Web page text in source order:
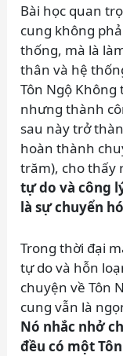
Bài học quan
cung không
thống, mà là
thân và hệ
Tôn Ngộ
nhưng thành
sau này trở
hoàn thành
trăm), cho thấy
tự do và công
là sự chuyển
Trong thời đại
tự do và hỗn
chuyện về Tôn
cung vẫn là
Nó nhắc nhở
đều có một